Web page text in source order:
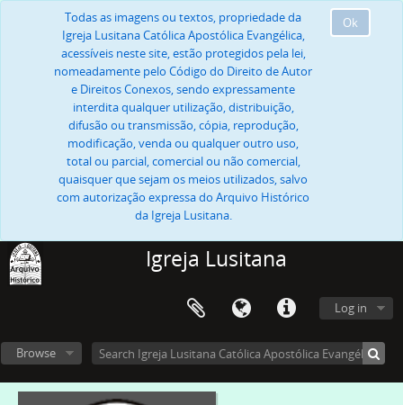
Ok
Todas as imagens ou textos, propriedade da
Igreja Lusitana Católica Apostólica Evangélica,
acessíveis neste site, estão protegidos pela lei,
nomeadamente pelo Código do Direito de Autor
e Direitos Conexos, sendo expressamente
interdita qualquer utilização, distribuição,
difusão ou transmissão, cópia, reprodução,
modificação, venda ou qualquer outro uso,
total ou parcial, comercial ou não comercial,
quaisquer que sejam os meios utilizados, salvo
com autorização expressa do Arquivo Histórico
da Igreja Lusitana.
Igreja Lusitana
Log in
Browse